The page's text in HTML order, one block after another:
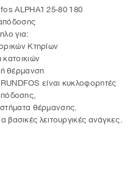
ALPHA1 25-80 180
για:
Κτηρίων
θέρμανση
είναι κυκλοφορητές
θέρμανσης.
βασικές λειτουργικές ανάγκες.